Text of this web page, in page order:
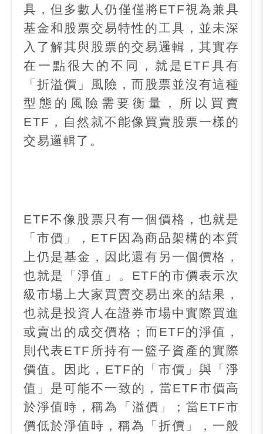
具，但多數人仍僅僅將ETF視為兼具
基金和股票交易特性的工具，並未深
入了解其與股票的交易邏輯，其實存
在一點很大的不同，就是 ETF 具有
「折溢價」風險，而股票並沒有這種
型態的風險需要衡量，所以買賣
ETF ，自然就不能像買賣股票一樣的
交易邏輯了。
ETF不像股票只有一個價格，也就是
「市價」， ETF 因為商品架構的本質
上仍是基金，因此還有另一個價格，
也就是「淨值」。 ETF的市價表示次
級市場上大家買賣交易出來的結果，
也就是投資人在證券市場中實際買進
或賣出的成交價格；而ETF的淨值，
則代表ETF 所持有一籃子資產的實際
價值。因此， ETF的「市價」與「淨
值」是可能不一致的，當ETF市價高
於淨值時，稱為「溢價」；當ETF市
價低於淨值時，稱為「折價」，一般